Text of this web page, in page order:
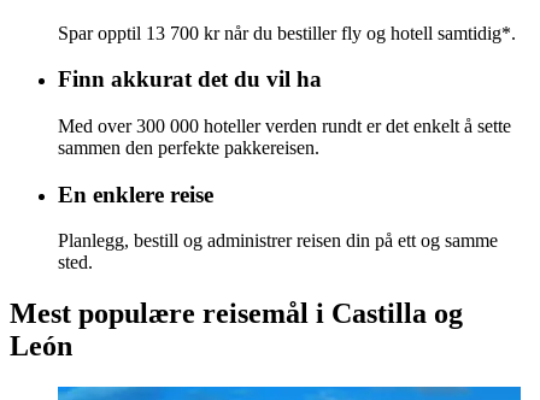
Spar opptil 13 700 kr når du bestiller fly og hotell samtidig*.
Finn akkurat det du vil ha
Med over 300 000 hoteller verden rundt er det enkelt å sette
sammen den perfekte pakkereisen.
En enklere reise
Planlegg, bestill og administrer reisen din på ett og samme
sted.
Mest populære reisemål i Castilla og
León